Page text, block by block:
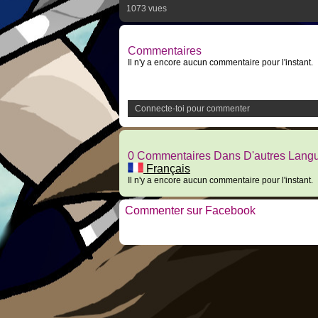
1073 vues
Commentaires
Il n'y a encore aucun commentaire pour l'instant.
Connecte-toi pour commenter
0 Commentaires Dans D'autres
Français
Il n'y a encore aucun commentaire pour l'instant.
Commenter sur Facebook